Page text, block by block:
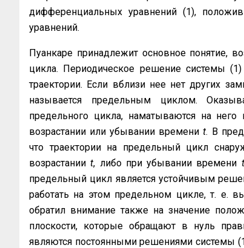
дифференциальных уравнений (1),
уравнений.
Пуанкаре принадлежит основное понятие,
цикла. Периодическое ре­шение системы
траектории. Если вблизи нее нет других
называется предельным циклом.
предельного цикла, наматываются на
возрастании или убывании време­ниt. В
что траектории на предельный цикл
возрастанииt, либо при убывании времени
предельный цикл является устойчивым
работать на этом предельном цикле, т. е.
обратил внимание также на значение
плоскости, которые обращают в нуль
являются постоянными решениями системы